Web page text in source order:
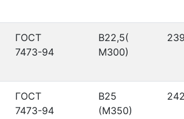
ГОСТ
7473-94
В22,5(
М300)
ГОСТ
7473-94
В25
(М350)